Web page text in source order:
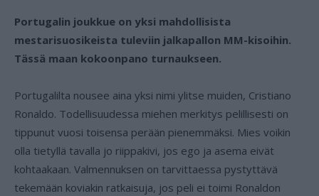
Portugalin joukkue on yksi mahdollisista
mestarisuosikeista tuleviin jalkapallon MM-kisoihin.
Tässä maan kokoonpano turnaukseen.
Portugalilta nousee aina yksi nimi ylitse muiden, Cristiano
Ronaldo. Todellisuudessa miehen merkitys pelillisesti on
tippunut vuosi toisensa perään pienemmäksi. Mies voikin
olla tietyllä tavalla jo riippakivi, jos ego ja asema eivät
kohtaakaan. Valmennuksen on tarvittaessa pystyttävä
tekemään koviakin ratkaisuja, jos peli ei toimi Ronaldon